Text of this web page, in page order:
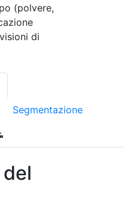
(polvere,
di
Segmentazione